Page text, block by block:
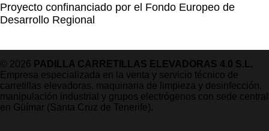
Proyecto confinanciado por el Fondo Europeo de
Desarrollo Regional
© 2026 PADILLA CARRETILLAS ELEVADORAS 4.0 S.L.
Empresa especializada en la venta y servicio técnico de
carretillas elevadoras, maquinaria de limpieza y desinfección,
manipulación industrial y grupos electrógenos con sede central
en Güímar (Santa Cruz de Tenerife).